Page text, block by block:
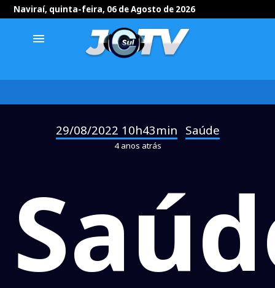
Naviraí, quinta-feira, 06 de Agosto de 2026
menu
29/08/2022 10h43min Saúde
4 anos atrás